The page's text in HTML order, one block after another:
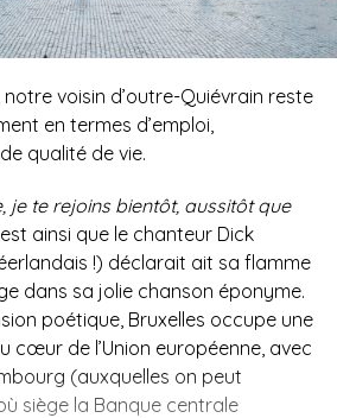
voisin d’outre-Quiévrain reste
en termes d’emploi,
qualité de vie.
je te rejoins bientôt, aussitôt que
ainsi que le chanteur Dick
!) déclarait ait sa flamme
dans sa jolie chanson éponyme.
poétique, Bruxelles occupe une
cœur de l’Union européenne, avec
(auxquelles on peut
siège la Banque centrale